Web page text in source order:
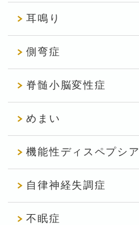
耳鳴り
側弯症
脊髄小脳変性症
めまい
機能性ディスペプシア
自律神経失調症
不眠症